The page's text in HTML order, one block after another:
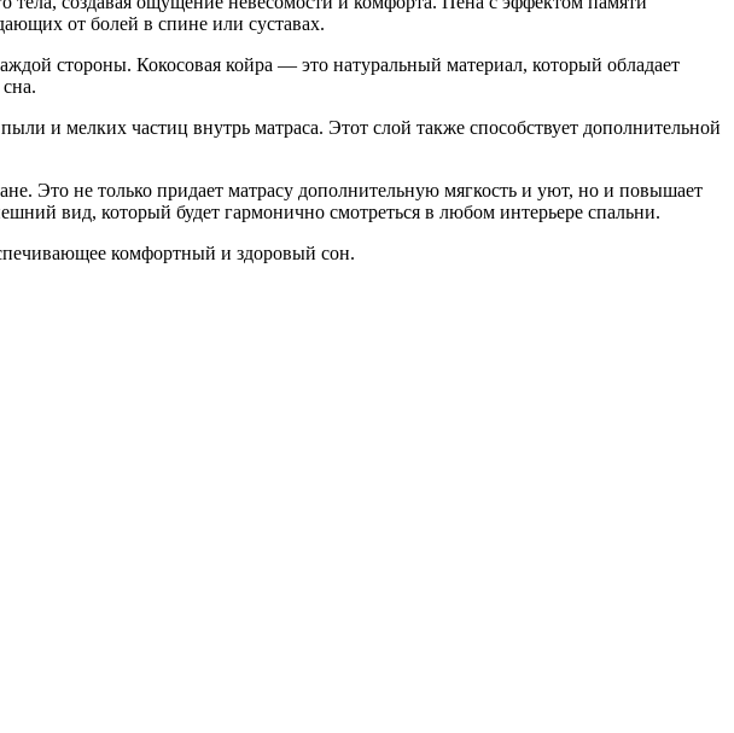
от болей в спине или суставах.
стороны. Кокосовая койра — это натуральный материал, который обладает
и мелких частиц внутрь матраса. Этот слой также способствует дополнительной
Это не только придает матрасу дополнительную мягкость и уют, но и повышает
вид, который будет гармонично смотреться в любом интерьере спальни.
комфортный и здоровый сон.